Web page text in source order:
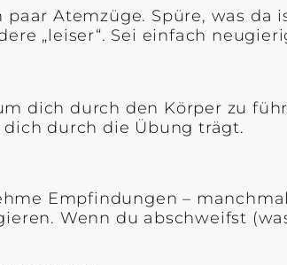
Atemzüge. Spüre, was
„leiser“. Sei einfach
dich durch den Körper zu
durch die Übung trägt.
Empfindungen –
Wenn du abschweifst